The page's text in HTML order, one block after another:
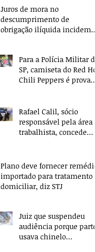
Juros de mora no
descumprimento de
obrigação ilíquida incidem
Para a Polícia Militar de
SP, camiseta do Red Hot
Chili Peppers é prova
Rafael Calil, sócio
responsável pela área
trabalhista, concede
Plano deve fornecer remédio
importado para tratamento
domiciliar, diz STJ
Juiz que suspendeu
audiência porque parte
usava chinelo